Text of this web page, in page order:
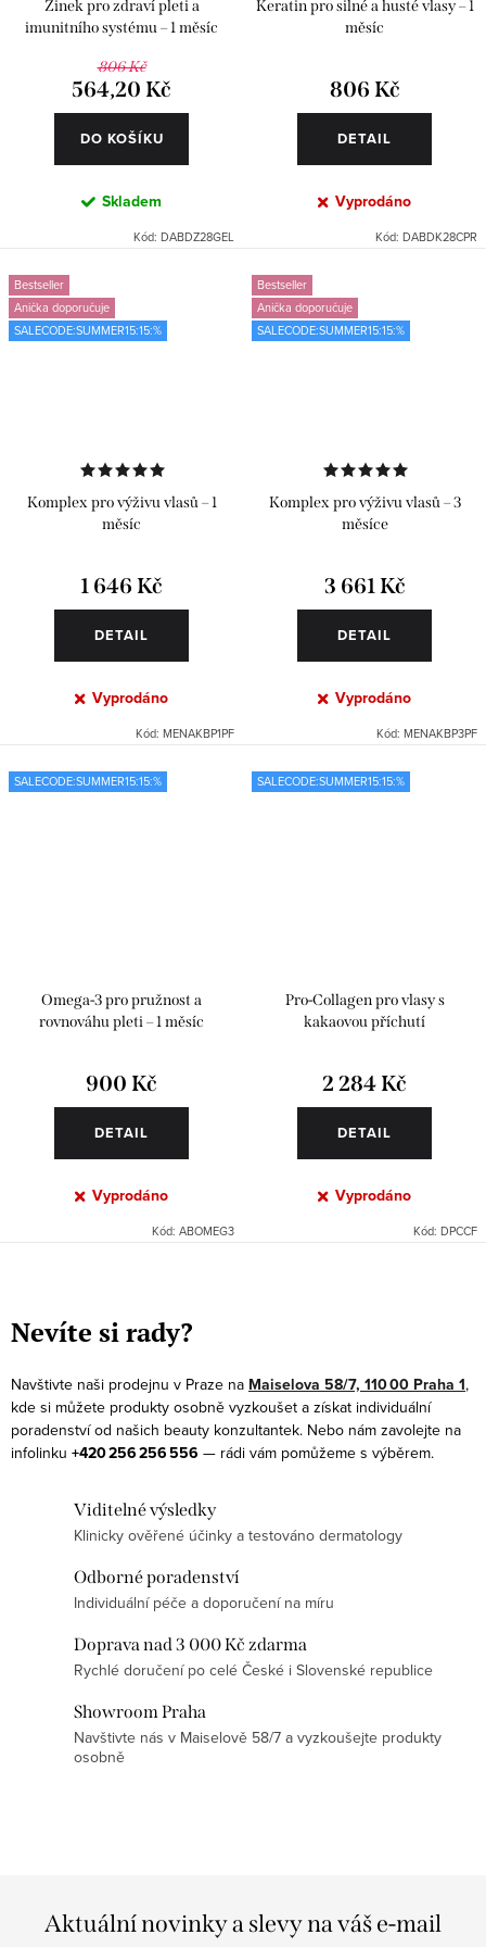
Zinek pro zdraví pleti a
imunitního systému – 1 měsíc
806 Kč
564,20 Kč
DO KOŠÍKU
Skladem
Kód: DABDZ28GEL
Keratin pro silné a husté vlasy – 1
měsíc
806 Kč
DETAIL
Vyprodáno
Kód: DABDK28CPR
Bestseller
Anička doporučuje
SALECODE:SUMMER15:15:%
Komplex pro výživu vlasů – 1
měsíc
1 646 Kč
DETAIL
Vyprodáno
Kód: MENAKBP1PF
Bestseller
Anička doporučuje
SALECODE:SUMMER15:15:%
Komplex pro výživu vlasů – 3
měsíce
3 661 Kč
DETAIL
Vyprodáno
Kód: MENAKBP3PF
SALECODE:SUMMER15:15:%
Omega-3 pro pružnost a
rovnováhu pleti – 1 měsíc
900 Kč
DETAIL
Vyprodáno
Kód: ABOMEG3
SALECODE:SUMMER15:15:%
Pro-Collagen pro vlasy s
kakaovou příchutí
2 284 Kč
DETAIL
Vyprodáno
Kód: DPCCF
v
l
á
d
a
c
Nevíte si rady?
Navštivte naši prodejnu v Praze na Maiselova 58/7, 110 00 Praha 1,
kde si můžete produkty osobně vyzkoušet a získat individuální
poradenství od našich beauty konzultantek. Nebo nám zavolejte na
infolinku +420 256 256 556 — rádi vám pomůžeme s výběrem.
Viditelné výsledky
Klinicky ověřené účinky a testováno dermatology
Odborné poradenství
Individuální péče a doporučení na míru
Doprava nad 3 000 Kč zdarma
Rychlé doručení po celé České i Slovenské republice
Showroom Praha
Navštivte nás v Maiselově 58/7 a vyzkoušejte produkty
osobně
Aktuální novinky a slevy na váš e-mail